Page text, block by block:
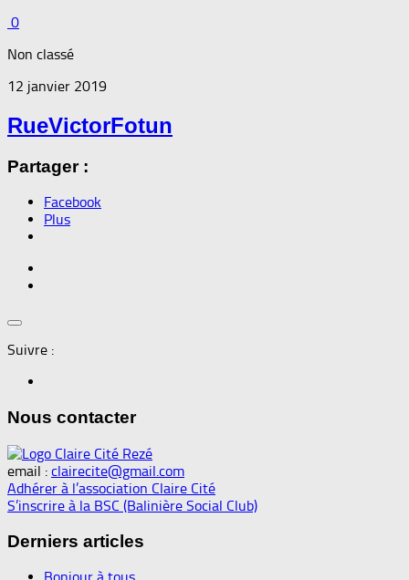
0
Non classé
12 janvier 2019
RueVictorFotun
Partager :
Facebook
Plus
Suivre :
Nous contacter
email : clairecite@gmail.com
Adhérer à l’association Claire Cité
S’inscrire à la BSC (Balinière Social Club)
Derniers articles